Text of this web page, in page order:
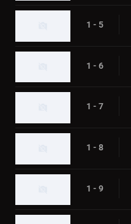
1 - 5
1 - 6
1 - 7
1 - 8
1 - 9